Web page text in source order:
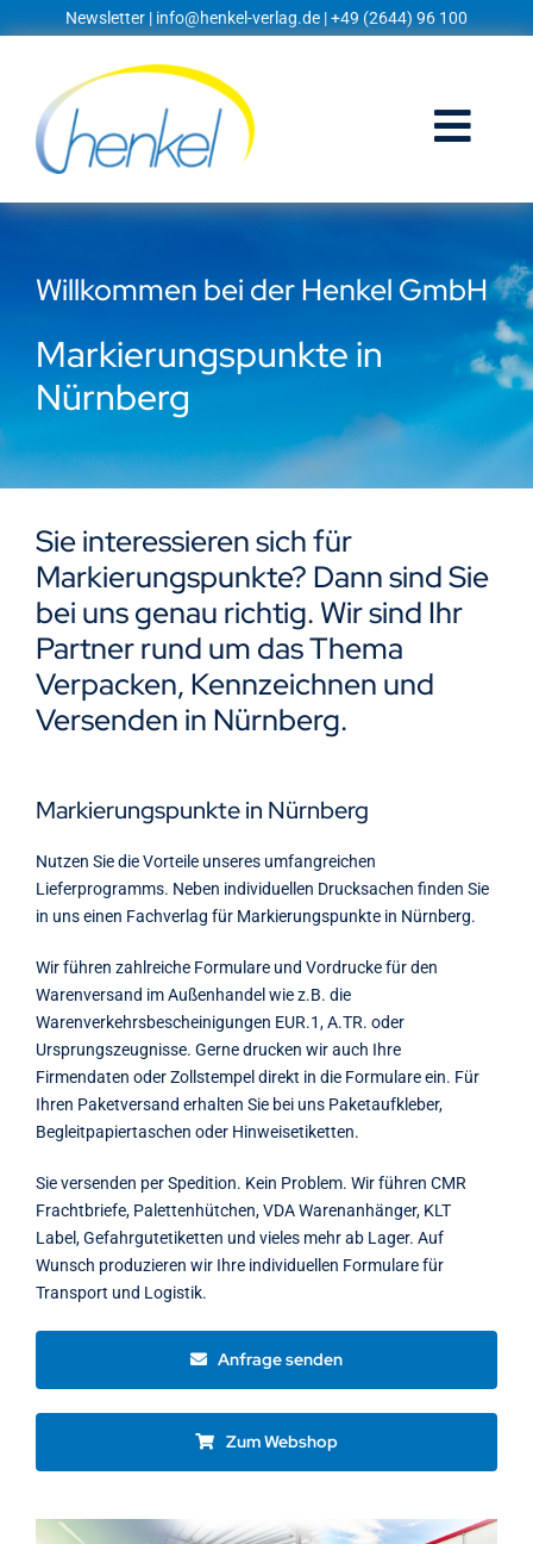
Inhalt
Newsletter | info@henkel-verlag.de | +49 (2644) 96 100
Startseite
Shop
Blog
Prospekte
Techniklexikon
Kontakt
Willkommen bei der Henkel GmbH
Markierungspunkte in
Nürnberg
Sie interessieren sich für
Markierungspunkte? Dann sind Sie
bei uns genau richtig. Wir sind Ihr
Partner rund um das Thema
Verpacken, Kennzeichnen und
Versenden in Nürnberg.
Markierungspunkte in Nürnberg
Nutzen Sie die Vorteile unseres umfangreichen
Lieferprogramms. Neben individuellen Drucksachen finden Sie
in uns einen Fachverlag für Markierungspunkte in Nürnberg.
Wir führen zahlreiche Formulare und Vordrucke für den
Warenversand im Außenhandel wie z.B. die
Warenverkehrsbescheinigungen EUR.1, A.TR. oder
Ursprungszeugnisse. Gerne drucken wir auch Ihre
Firmendaten oder Zollstempel direkt in die Formulare ein. Für
Ihren Paketversand erhalten Sie bei uns Paketaufkleber,
Begleitpapiertaschen oder Hinweisetiketten.
Sie versenden per Spedition. Kein Problem. Wir führen CMR
Frachtbriefe, Palettenhütchen, VDA Warenanhänger, KLT
Label, Gefahrgutetiketten und vieles mehr ab Lager. Auf
Wunsch produzieren wir Ihre individuellen Formulare für
Transport und Logistik.
Anfrage senden
Zum Webshop